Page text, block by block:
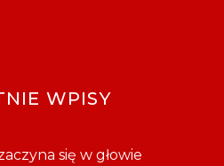
WPISY
się w głowie